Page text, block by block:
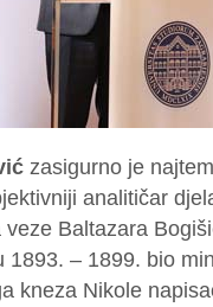
zasigurno je
analitičar
Baltazara
1893. – 1899. bio
kneza Nikole